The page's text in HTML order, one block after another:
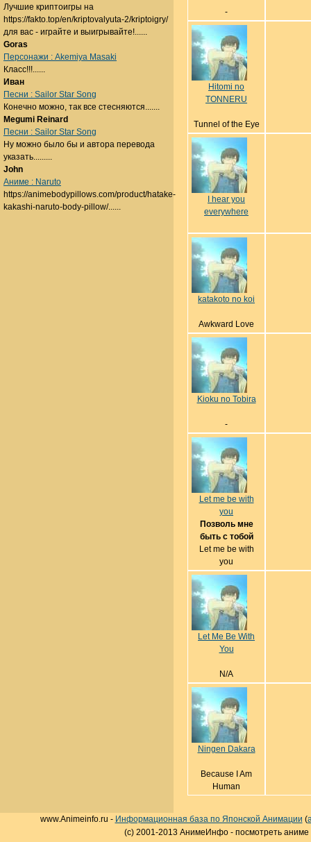
-
Hitomi no
TONNERU
Tunnel of the Eye
I hear you
everywhere
katakoto no koi
Awkward Love
Kioku no Tobira
-
Let me be with
you
Позволь мне
быть с тобой
Let me be with
you
Let Me Be With
You
N/A
Ningen Dakara
Because I Am
Human
Лучшие криптоигры на
https://fakto.top/en/kriptovalyuta-2/kriptoigry/
для вас - играйте и выигрывайте!......
Goras
Персонажи : Akemiya Masaki
Класс!!!......
Иван
Песни : Sailor Star Song
Конечно можно, так все стесняются.......
Megumi Reinard
Песни : Sailor Star Song
Ну можно было бы и автора перевода
указать.........
John
Аниме : Naruto
https://animebodypillows.com/product/hatake-
kakashi-naruto-body-pillow/......
www.Animeinfo.ru - Информационная база по Японской Анимации (
(c) 2001-2013 АнимеИнфо - посмотреть аниме